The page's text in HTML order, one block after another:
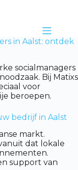
in Aalst: ontdek
socialmanagers
Bij Matixs
voor
beroepen.
bedrijf in Aalst
markt.
dat lokale
support van